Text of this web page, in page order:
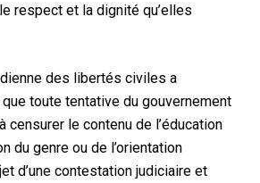
respect et la dignité qu’elles
des libertés civiles a
toute tentative du gouvernement
censurer le contenu de l’éducation
du genre ou de l’orientation
d’une contestation judiciaire et